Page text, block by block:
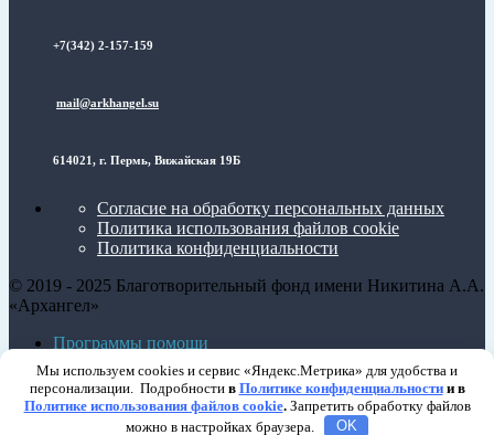
+7(342) 2-157-159
mail@arkhangel.su
614021, г. Пермь, Вижайская 19Б
Согласие на обработку персональных данных
Политика использования файлов cookie
Политика конфиденциальности
© 2019 - 2025 Благотворительный фонд имени Никитина А.А.
«Архангел»
Программы помощи

Мы используем cookies и сервис «Яндекс.Метрика» для удобства и
персонализации. Подробностив Политике конфиденциальностии в
Политике использования файлов cookie.Запретить обработку файлов
можно в настройках браузера.
OK